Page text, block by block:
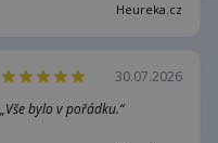
Heureka.cz
30.07.2026
„Vše bylo v pořádku.“